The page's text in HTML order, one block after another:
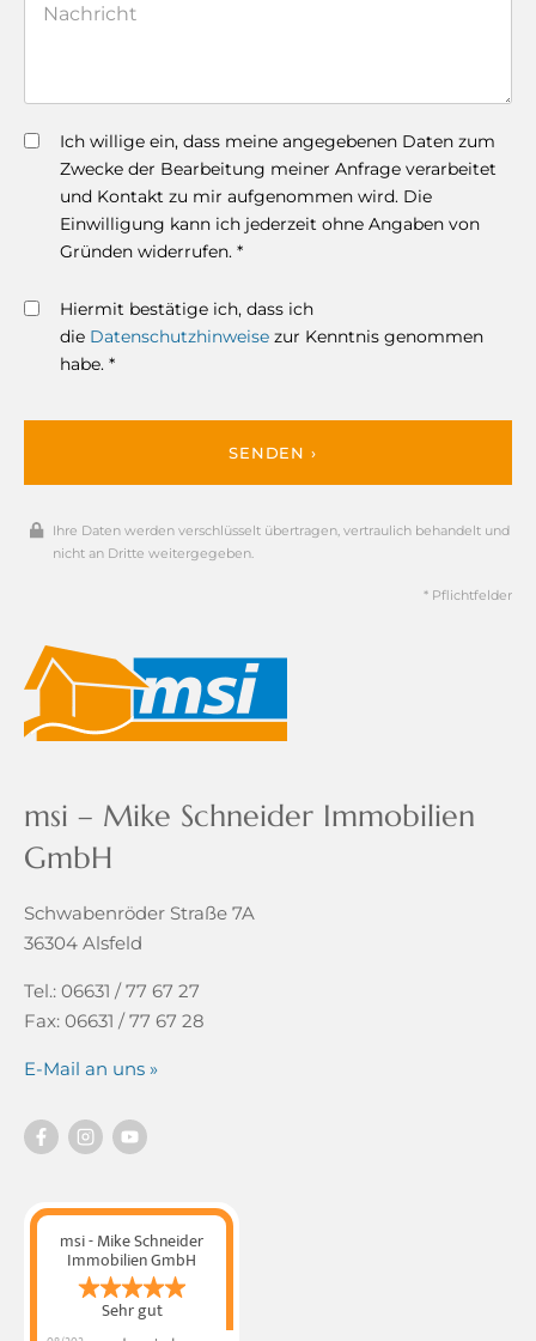
Ich willige ein, dass meine angegebenen Daten zum
Zwecke der Bearbeitung meiner Anfrage verarbeitet
und Kontakt zu mir aufgenommen wird. Die
Einwilligung kann ich jederzeit ohne Angaben von
Gründen widerrufen. *
Hiermit bestätige ich, dass ich
die Datenschutzhinweise zur Kenntnis genommen
habe. *
SENDEN ›
Ihre Daten werden verschlüsselt übertragen, vertraulich behandelt und
nicht an Dritte weitergegeben.
* Pflichtfelder
msi – Mike Schneider Immobilien
GmbH
Schwabenröder Straße 7A
36304 Alsfeld
Tel.: 06631 / 77 67 27
Fax: 06631 / 77 67 28
E-Mail an uns »
msi - Mike Schneider
Immobilien GmbH
Sehr gut